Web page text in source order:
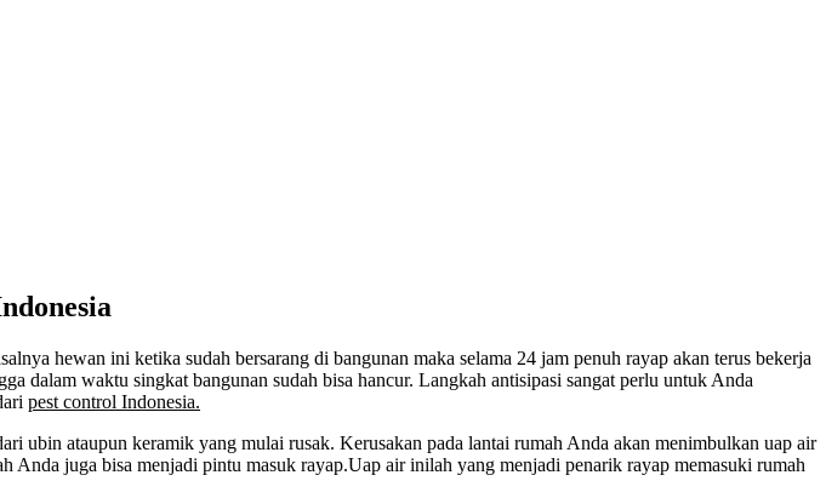
hewan ini ketika sudah bersarang di bangunan maka selama 24 jam penuh rayap akan terus bekerja
dalam waktu singkat bangunan sudah bisa hancur. Langkah antisipasi sangat perlu untuk Anda
pest control Indonesia.
ubin ataupun keramik yang mulai rusak. Kerusakan pada lantai rumah Anda akan menimbulkan uap air
juga bisa menjadi pintu masuk rayap.Uap air inilah yang menjadi penarik rayap memasuki rumah